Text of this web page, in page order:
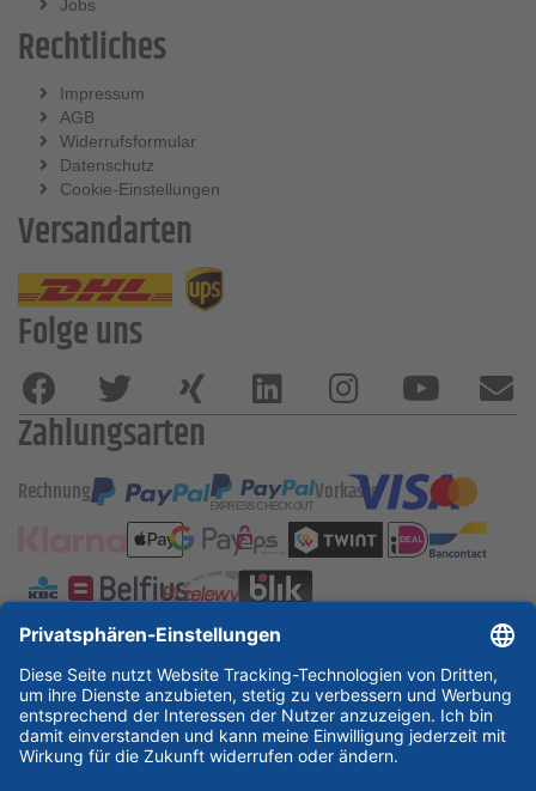
Jobs
Rechtliches
Impressum
AGB
Widerrufsformular
Datenschutz
Cookie-Einstellungen
Versandarten
Folge uns
Zahlungsarten
Rechnung Vorkasse
ESSKA International
new
new new